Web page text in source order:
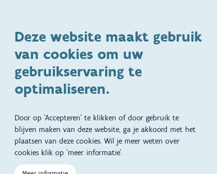
Deze website maakt gebruik
van cookies om uw
gebruikservaring te
optimaliseren.
Door op 'Accepteren' te klikken of door gebruik te
blijven maken van deze website, ga je akkoord met het
plaatsen van deze cookies. Wil je meer weten over
cookies klik op 'meer informatie'.
Ontwikkeling en gedrag
Specifieke
ondersteuningsbehoefte
Zwangerschap en geboorte
Slapen
Gezinsleven
Adoptie
Kinderwens
Voet
Kind en Gezin diensten
Aanbod tijdens de
Vertalingen